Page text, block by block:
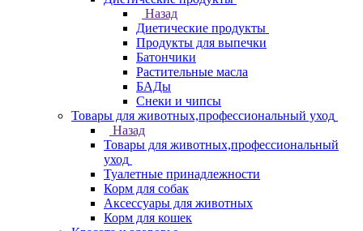
Назад
Диетические продукты
Продукты для выпечки
Батончики
Растительные масла
БАДы
Снеки и чипсы
Товары для животных,профессиональный уход
Назад
Товары для животных,профессиональный
уход
Туалетные принадлежности
Корм для собак
Аксессуары для животных
Корм для кошек